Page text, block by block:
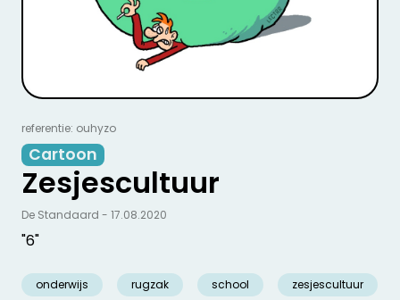
referentie: ouhyzo
Cartoon
Zesjescultuur
"6"
onderwijs rugzak school zesjescultuur
De Standaard - 17.08.2020